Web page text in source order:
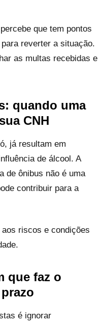
que tem pontos
reverter a situação.
as multas recebidas e
quando uma
CNH
já resultam em
de álcool. A
de ônibus não é uma
contribuir para a
riscos e condições
que faz o
é ignorar